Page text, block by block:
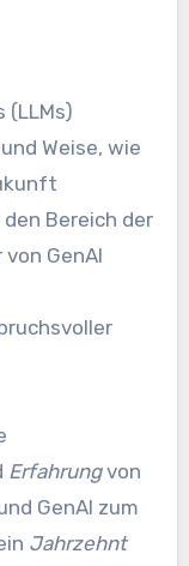
(LLMs)
Weise, wie
Bereich der
GenAI
Erfahrungvon
GenAI zum
Jahrzehnt